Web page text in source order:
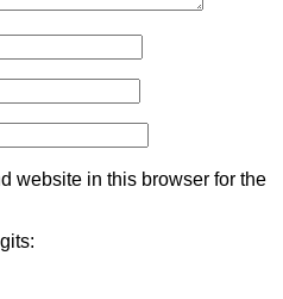
website in this browser for the